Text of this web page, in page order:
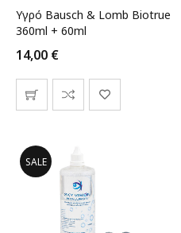
Υγρό Bausch & Lomb Biotrue
360ml + 60ml
14,00 €
SALE